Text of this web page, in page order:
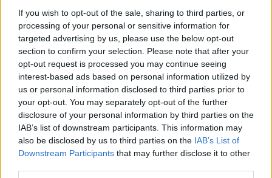
If you wish to opt-out of the sale, sharing to third parties, or
processing of your personal or sensitive information for
targeted advertising by us, please use the below opt-out
section to confirm your selection. Please note that after your
opt-out request is processed you may continue seeing
interest-based ads based on personal information utilized by
us or personal information disclosed to third parties prior to
your opt-out. You may separately opt-out of the further
disclosure of your personal information by third parties on the
IAB’s list of downstream participants. This information may
also be disclosed by us to third parties on the IAB’s List of
Downstream Participants that may further disclose it to other
28·08·2025 13:03
Τσιάρας: Προτεραιότητά μας να συνεχιστεί η